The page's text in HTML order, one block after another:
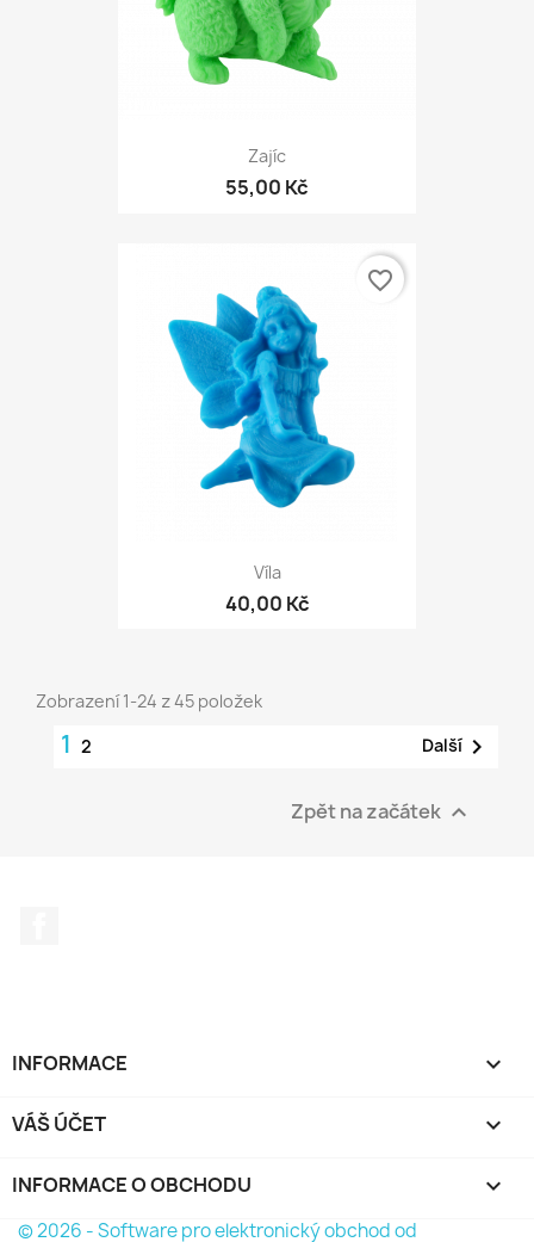
Zajíc
55,00 Kč
Víla
40,00 Kč
favorite_border
Zobrazení 1-24 z 45 položek
1 2 Další 
Zpět na začátek 
INFORMACE 
VÁŠ ÚČET 
INFORMACE O OBCHODU keyboard_arrow_down
© 2026 - Software pro elektronický obchod od